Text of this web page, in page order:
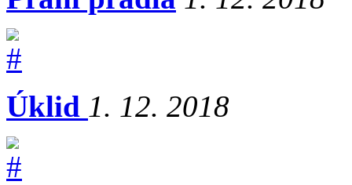
Úklid 1. 12. 2018